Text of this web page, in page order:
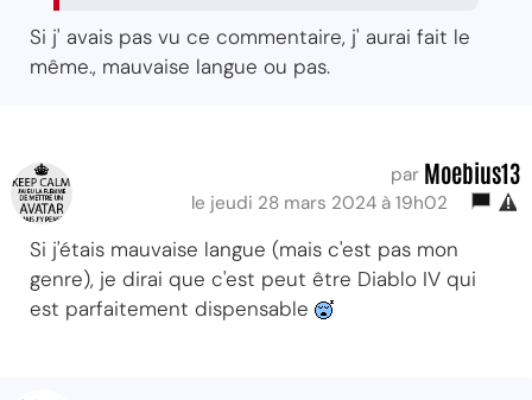
Si j' avais pas vu ce commentaire, j' aurai fait le
même., mauvaise langue ou pas.
par Moebius13
le jeudi 28 mars 2024 à 19h02
Si j'étais mauvaise langue (mais c'est pas mon
genre), je dirai que c'est peut être Diablo IV qui
est parfaitement dispensable